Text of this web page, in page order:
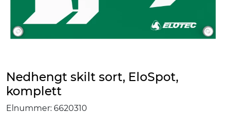
Nedhengt skilt sort, EloSpot,
komplett
Elnummer: 6620310